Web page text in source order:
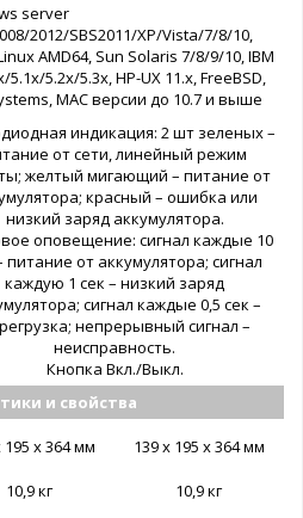
server
2012/SBS2011/XP/Vista/7/8/10,
AMD64, Sun Solaris 7/8/9/10, IBM
5.1x/5.2x/5.3x, HP-UX 11.x, FreeBSD,
MAC версии до 10.7 и выше
индикация: 2 шт зеленых –
от сети, линейный режим
желтый мигающий – питание от
красный – ошибка или
низкий заряд аккумулятора.
оповещение: сигнал каждые 10
питание от аккумулятора; сигнал
каждую 1 сек – низкий заряд
сигнал каждые 0,5 сек –
непрерывный сигнал –
неисправность.
Кнопка Вкл./Выкл.
и свойства
195 х 364 мм 139 x 195 х 364 мм
10,9 кг
10,9 кг